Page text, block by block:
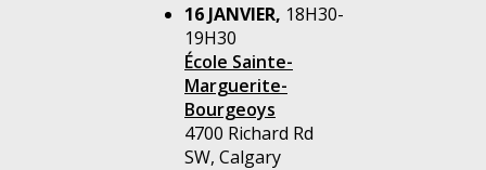
16 JANVIER, 18H30-
19H30
École Sainte-
Marguerite-
Bourgeoys
4700 Richard Rd
SW, Calgary